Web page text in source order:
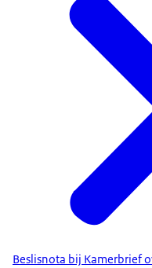
Beslisnota bij Kamerbrief